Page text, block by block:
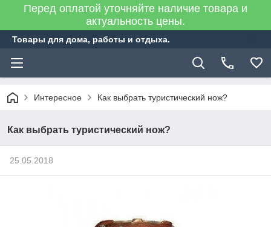
Перед оплатой уточняйте наличие товара и
актуальность цены.
Товары для дома, работы и отдыха.
Интересное Как выбрать туристический нож?
Как выбрать туристический нож?
25.05.2018